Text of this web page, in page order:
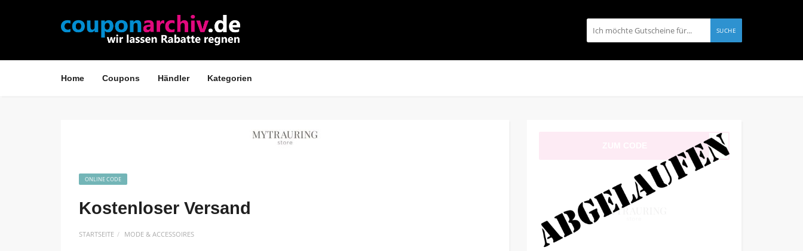
SUCHE
Home Coupons Händler Kategorien
ONLINE CODE
Kostenloser Versand
STARTSEITE MODE & ACCESSOIRES